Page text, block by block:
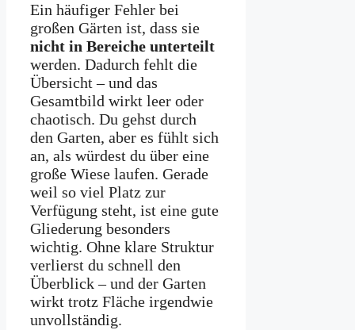
Ein häufiger Fehler bei
großen Gärten ist, dass sie
nicht in Bereiche unterteilt
werden. Dadurch fehlt die
Übersicht – und das
Gesamtbild wirkt leer oder
chaotisch. Du gehst durch
den Garten, aber es fühlt sich
an, als würdest du über eine
große Wiese laufen. Gerade
weil so viel Platz zur
Verfügung steht, ist eine gute
Gliederung besonders
wichtig. Ohne klare Struktur
verlierst du schnell den
Überblick – und der Garten
wirkt trotz Fläche irgendwie
unvollständig.